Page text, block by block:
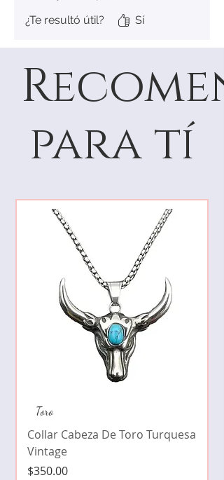
corriente, se ve de calidad.
de muy buena presentación.
Quede muy satisfecha y si a
eso agregamos que llegaron
Altamente recomendable! Le
calificó con un 10.
¿Te resultó útil? Sí
para tí
Toro
Collar Cabeza De Toro Turquesa
Vintage
Precio
$350.00